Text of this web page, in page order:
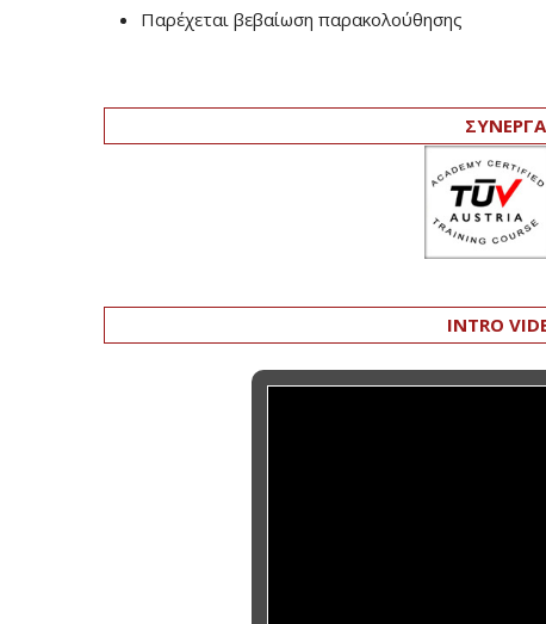
Παρέχεται βεβαίωση παρακολούθησης
INTRO